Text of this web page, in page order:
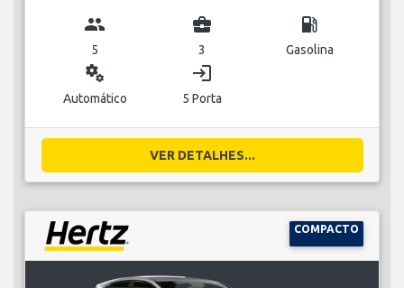
group
5
business_center
3
local_gas_station
Gasolina
miscellaneous_services
Automático
login
5 Porta
VER DETALHES...
COMPACTO